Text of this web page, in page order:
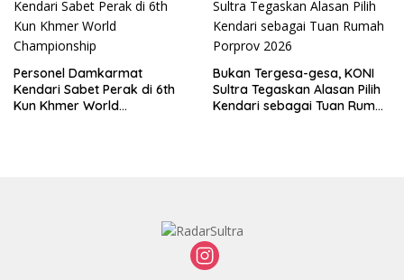
Personel Damkarmat
Kendari Sabet Perak di 6th
Kun Khmer World
Bukan Tergesa-gesa, KONI
Sultra Tegaskan Alasan Pilih
Kendari sebagai Tuan Rumah